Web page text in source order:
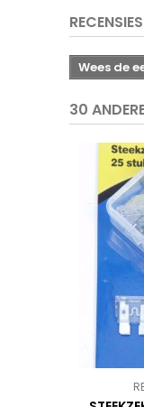
RECENSIES
Wees de
30